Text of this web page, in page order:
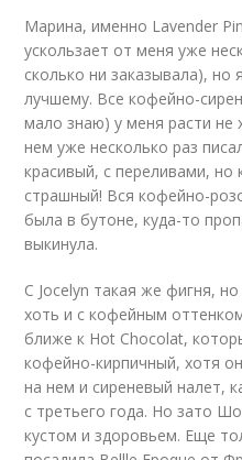
Марина, именно Lavender
ускользает от меня уже
сколько ни заказывала),
лучшему. Все кофейно-
мало знаю) у меня расти не
нем уже несколько раз
красивый, с переливами, но
страшный! Вся кофейно-
была в бутоне, куда-то
выкинула.
C Jocelyn такая же фигня,
хоть и с кофейным
ближе к Hot Chocolat,
кофейно-кирпичный, хотя
на нем и сиреневый налет,
с третьего года. Но зато
кустом и здоровьем. Eще